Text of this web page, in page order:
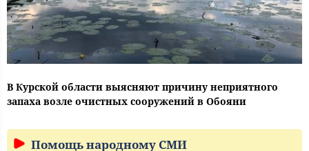
В Курской области выясняют причину неприятного
запаха возле очистных сооружений в Обояни
Помощь народному СМИ